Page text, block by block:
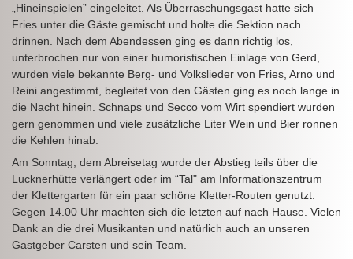
„Hineinspielen” eingeleitet. Als Überraschungsgast hatte sich
Fries unter die Gäste gemischt und holte die Sektion nach
drinnen. Nach dem Abendessen ging es dann richtig los,
unterbrochen nur von einer humoristischen Einlage von Gerd,
wurden viele bekannte Berg- und Volkslieder von Fries, Arno und
Reini angestimmt, begleitet von den Gästen ging es noch lange in
die Nacht hinein. Schnaps und Secco vom Wirt spendiert wurden
gern genommen und viele zusätzliche Liter Wein und Bier ronnen
die Kehlen hinab.
Am Sonntag, dem Abreisetag wurde der Abstieg teils über die
Lucknerhütte verlängert oder im “Tal" am Informationszentrum
der Klettergarten für ein paar schöne Kletter-Routen genutzt.
Gegen 14.00 Uhr machten sich die letzten auf nach Hause. Vielen
Dank an die drei Musikanten und natürlich auch an unseren
Gastgeber Carsten und sein Team.